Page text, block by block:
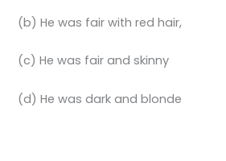
(b) He was fair with red hair,
(c) He was fair and skinny
(d) He was dark and blonde